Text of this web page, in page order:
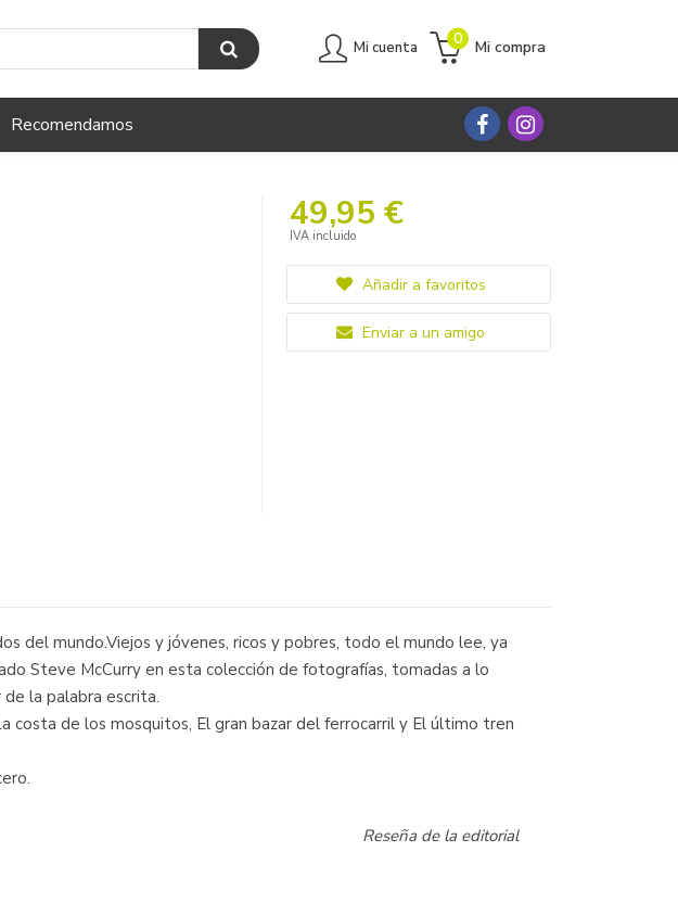
Mi cuenta Mi compra
0
Recomendamos
49,95 €
IVA incluido
Añadir a favoritos
Enviar a un amigo
del mundo.Viejos y jóvenes, ricos y pobres, todo el mundo lee, ya
Steve McCurry en esta colección de fotografías, tomadas a lo
la palabra escrita.
de los mosquitos, El gran bazar del ferrocarril y El último tren
Reseña de la editorial